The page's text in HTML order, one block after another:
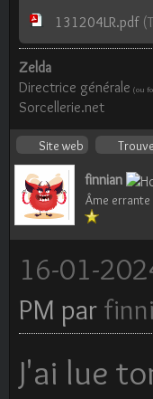
131204LR.pdf
Zelda
Directrice générale (ou
Sorcellerie.net
Site web
finnian
Âme errante
16-01-
PM par
J'ai lue